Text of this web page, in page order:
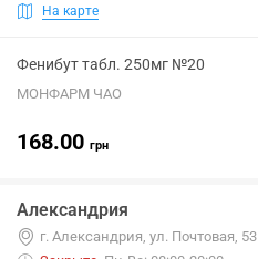
На карте
Фенибут табл. 250мг №20
МОНФАРМ ЧАО
168.00 грн
Александрия
г. Александрия, ул. Почтовая, 53